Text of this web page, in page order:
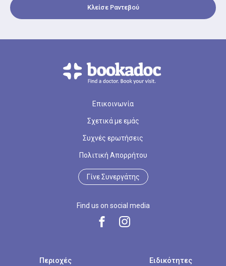
Κλείσε Ραντεβού
Επικοινωνία
Σχετικά με εμάς
Συχνές ερωτήσεις
Πολιτική Απορρήτου
Γίνε Συνεργάτης
Find us on social media
Περιοχές Ειδικότητες